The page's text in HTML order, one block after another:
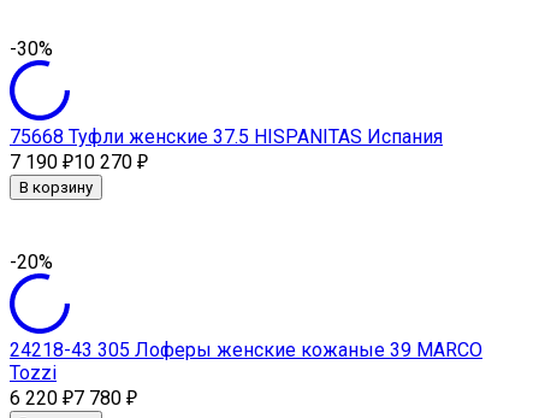
-30%
75668 Туфли женские 37.5 HISPANITAS Испания
7 190 ₽10 270 ₽
В корзину
-20%
24218-43 305 Лоферы женские кожаные 39 MARCO
Tozzi
6 220 ₽7 780 ₽